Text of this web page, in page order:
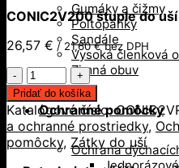
Gumáky a čižmy
Poltopánky
Sandále
Vysoká členková
Zimná obuv
Ochranné pomôcky
Ochrana
CONIC2V200 štuple do uší
26,57 € / 21,60€bez DPH
množstvo
CONIC2V200
štuple
do
uší
Pridať do košíka
Katalógové číslo:
a ochranné prostriedky,
pomôcky, Zátky do uší